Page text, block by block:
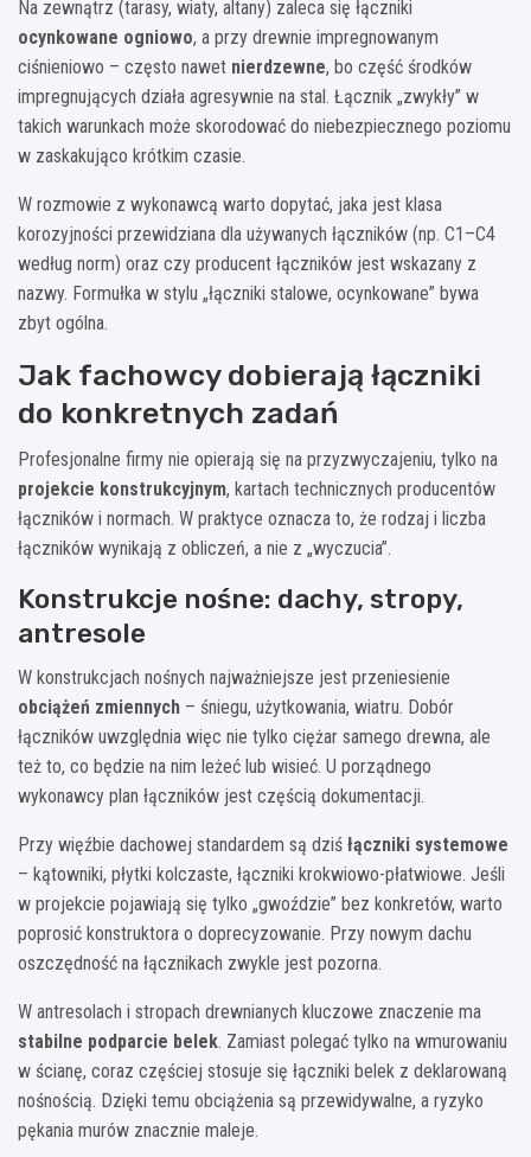
Na zewnątrz (tarasy, wiaty, altany) zaleca się łączniki
ocynkowane ogniowo, a przy drewnie impregnowanym
ciśnieniowo – często nawet nierdzewne, bo część środków
impregnujących działa agresywnie na stal. Łącznik „zwykły” w
takich warunkach może skorodować do niebezpiecznego poziomu
w zaskakująco krótkim czasie.
W rozmowie z wykonawcą warto dopytać, jaka jest klasa
korozyjności przewidziana dla używanych łączników (np. C1–C4
według norm) oraz czy producent łączników jest wskazany z
nazwy. Formułka w stylu „łączniki stalowe, ocynkowane” bywa
zbyt ogólna.
Jak fachowcy dobierają łączniki
do konkretnych zadań
Profesjonalne firmy nie opierają się na przyzwyczajeniu, tylko na
projekcie konstrukcyjnym, kartach technicznych producentów
łączników i normach. W praktyce oznacza to, że rodzaj i liczba
łączników wynikają z obliczeń, a nie z „wyczucia”.
Konstrukcje nośne: dachy, stropy,
antresole
W konstrukcjach nośnych najważniejsze jest przeniesienie
obciążeń zmiennych – śniegu, użytkowania, wiatru. Dobór
łączników uwzględnia więc nie tylko ciężar samego drewna, ale
też to, co będzie na nim leżeć lub wisieć. U porządnego
wykonawcy plan łączników jest częścią dokumentacji.
Przy więźbie dachowej standardem są dziś łączniki systemowe
– kątowniki, płytki kolczaste, łączniki krokwiowo-płatwiowe. Jeśli
w projekcie pojawiają się tylko „gwoździe” bez konkretów, warto
poprosić konstruktora o doprecyzowanie. Przy nowym dachu
oszczędność na łącznikach zwykle jest pozorna.
W antresolach i stropach drewnianych kluczowe znaczenie ma
stabilne podparcie belek. Zamiast polegać tylko na wmurowaniu
w ścianę, coraz częściej stosuje się łączniki belek z deklarowaną
nośnością. Dzięki temu obciążenia są przewidywalne, a ryzyko
pękania murów znacznie maleje.